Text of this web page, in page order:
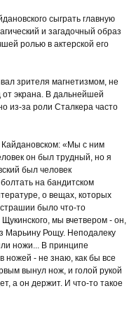
сыграть главную
и загадочный образ
ролью в актерской его
зрителя магнетизмом, не
от экрана. В дальнейшей
из-за роли Сталкера часто
«Мы с ним
он был трудный, но я
был человек
на бандитском
о вещах, которых
было что-то
мы вчетвером - он,
Марьину Рощу. Неподалеку
ножи... В принципе
ножей - не знаю, как бы все
вынул нож, и голой рукой
а он держит. И что-то такое